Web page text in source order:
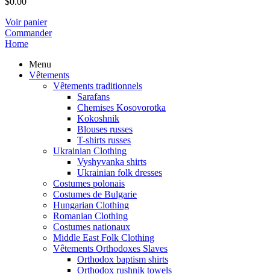
Voir panier
Commander
Home
Menu
Vêtements
Vêtements traditionnels
Sarafans
Chemises Kosovorotka
Kokoshnik
Blouses russes
T-shirts russes
Ukrainian Clothing
Vyshyvanka shirts
Ukrainian folk dresses
Costumes polonais
Costumes de Bulgarie
Hungarian Clothing
Romanian Clothing
Costumes nationaux
Middle East Folk Clothing
Vêtements Orthodoxes Slaves
Orthodox baptism shirts
Orthodox rushnik towels